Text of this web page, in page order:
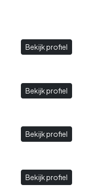
Bekijk profiel
Bekijk profiel
Bekijk profiel
Bekijk profiel